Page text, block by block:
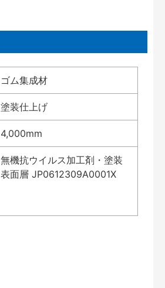
ゴム集成材
塗装仕上げ
4,000mm
無機抗ウイルス加工剤・塗装
表面層 JP0612309A0001X